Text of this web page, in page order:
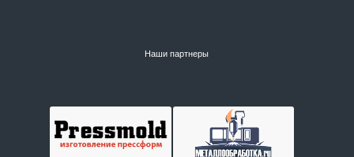
Наши партнеры